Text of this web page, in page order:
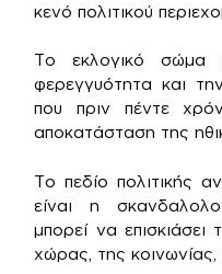
κενό πολιτικού
Το εκλογικό σώμα
φερεγγυότητα και
που πριν πέντε
αποκατάσταση της
Το πεδίο πολιτικής
είναι η
μπορεί να
χώρας, της κοινωνίας,